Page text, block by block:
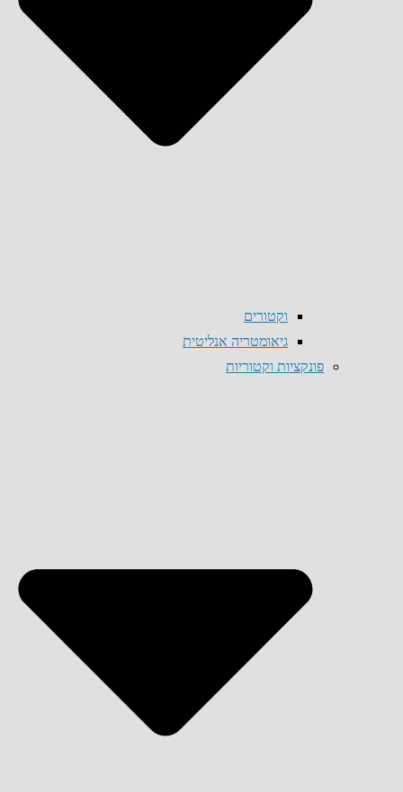
וקטורים
גיאומטריה אנליטית
פונקציות וקטוריות